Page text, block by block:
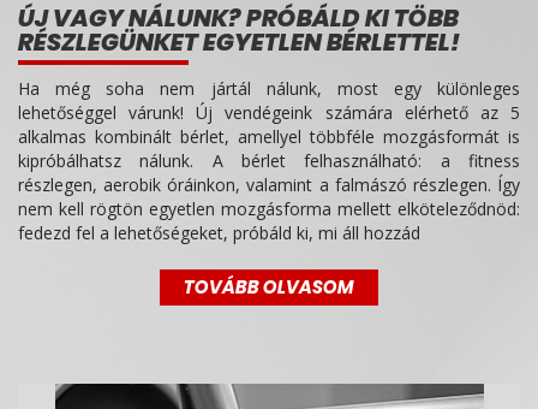
ÚJ VAGY NÁLUNK? PRÓBÁLD KI TÖBB
RÉSZLEGÜNKET EGYETLEN BÉRLETTEL!
Ha még soha nem jártál nálunk, most egy különleges
lehetőséggel várunk! Új vendégeink számára elérhető az 5
alkalmas kombinált bérlet, amellyel többféle mozgásformát is
kipróbálhatsz nálunk. A bérlet felhasználható: a fitness
részlegen, aerobik óráinkon, valamint a falmászó részlegen. Így
nem kell rögtön egyetlen mozgásforma mellett elköteleződnöd:
fedezd fel a lehetőségeket, próbáld ki, mi áll hozzád
TOVÁBB OLVASOM